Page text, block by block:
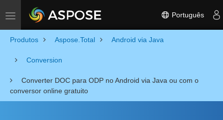
Toggle navigation Português
Produtos Aspose.Total Android via Java
Conversion
Converter DOC para ODP no Android via Java ou com o
conversor online gratuito